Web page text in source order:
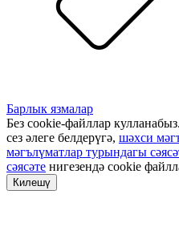
Барлык язмалар
Без cookie-файллар
сез әлеге белдерүгә, шәхси
мәгълүматлар турындагы
сәясәте нигезендә cookie
Килешү